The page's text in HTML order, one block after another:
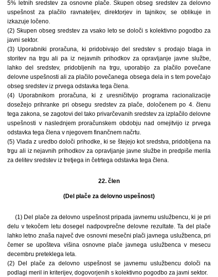
5% letnih sredstev za osnovne plače. Skupen obseg sredstev za delovno
uspešnost za plačilo ravnateljev, direktorjev in tajnikov, se oblikuje in
izkazuje ločeno.
(2) Skupen obseg sredstev za vsako leto se določi s kolektivno pogodbo za
javni sektor.
(3) Uporabniki proračuna, ki pridobivajo del sredstev s prodajo blaga in
storitev na trgu ali pa iz nejavnih prihodkov za opravljanje javne službe,
lahko del sredstev, pridobljenih na trgu, uporabijo za plačilo povečane
delovne uspešnosti ali za plačilo povečanega obsega dela in s tem povečajo
obseg sredstev iz prvega odstavka tega člena.
(4) Uporabnikom proračuna, ki z uresničitvijo programa racionalizacije
dosežejo prihranke pri obsegu sredstev za plače, določenem po 4. členu
tega zakona, se zagotovi del tako privarčevanih sredstev za izplačilo delovne
uspešnosti v naslednjem proračunskem obdobju nad omejitvijo iz prvega
odstavka tega člena v njegovem finančnem načrtu.
(5) Vlada z uredbo določi prihodke, ki se štejejo kot sredstva, pridobljena na
trgu ali iz nejavnih prihodkov za opravljanje javne službe in predpiše merila
za delitev sredstev iz tretjega in četrtega odstavka tega člena.
22. člen
(Del plače za delovno uspešnost)
(1) Del plače za delovno uspešnost pripada javnemu uslužbencu, ki je pri
delu v tekočem letu dosegel nadpovprečne delovne rezultate. Ta del plače
lahko letno znaša največ dve osnovni mesečni plači javnega uslužbenca, pri
čemer se upošteva višina osnovne plače javnega uslužbenca v mesecu
decembru preteklega leta.
(2) Del plače za delovno uspešnost se javnemu uslužbencu določi na
podlagi meril in kriterijev, dogovorjenih s kolektivno pogodbo za javni sektor.